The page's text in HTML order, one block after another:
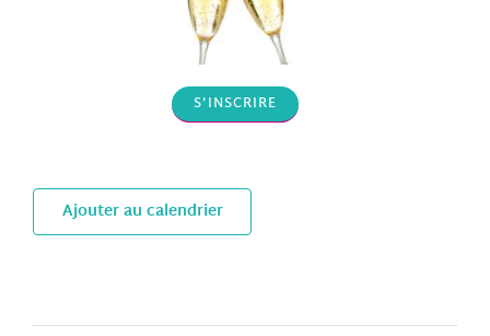
S’INSCRIRE
Ajouter au calendrier